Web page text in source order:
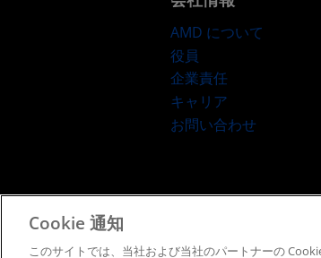
AMD について
役員
企業責任
キャリア
お問い合わせ
Cookie 通知
このサイトでは、当社および当社のパートナーの